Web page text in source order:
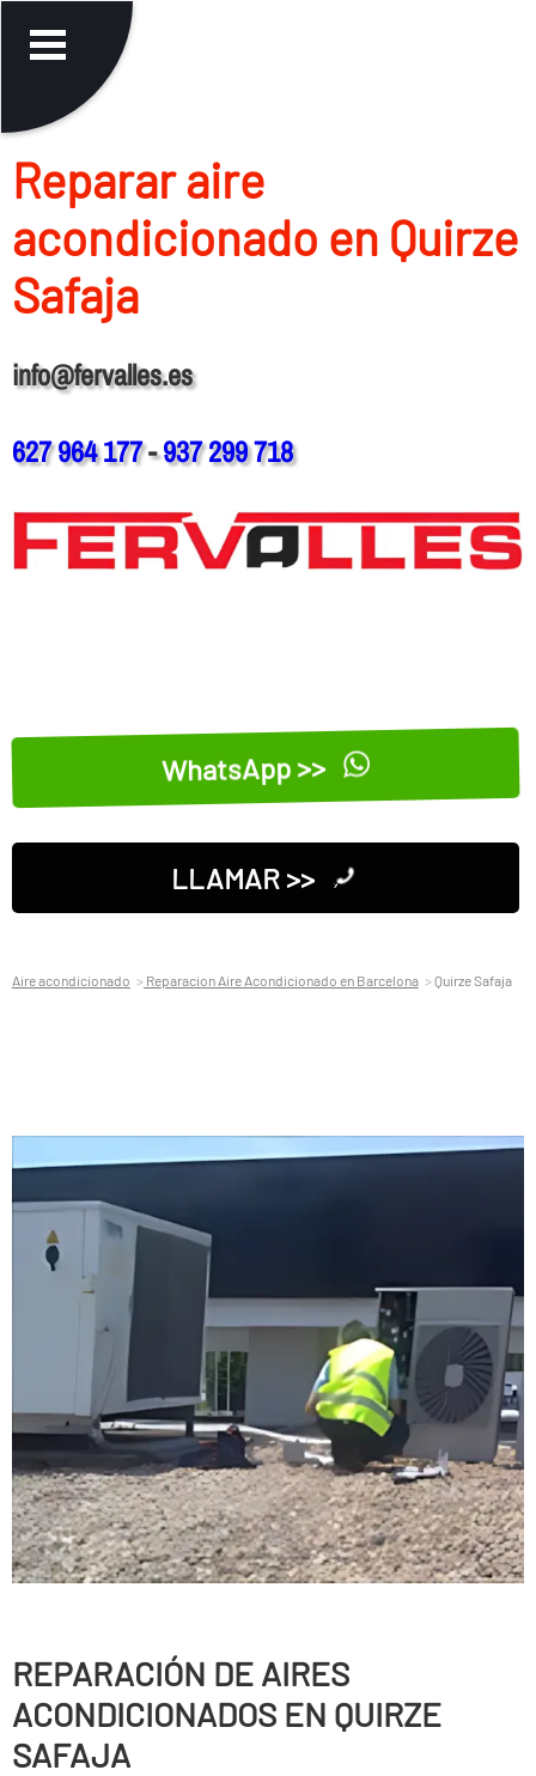
Reparar aire
acondicionado en Quirze
Safaja
info@fervalles.es
627 964 177-937 299 718
WhatsApp >>
LLAMAR >>
Aire acondicionado Reparacion Aire Acondicionado en Barcelona Quirze Safaja
REPARACIÓN DE AIRES
ACONDICIONADOS EN QUIRZE
SAFAJA